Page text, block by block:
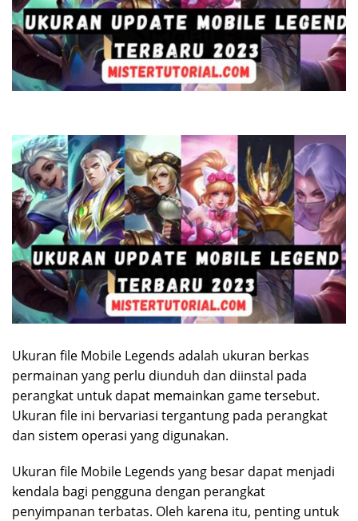
Ukuran file Mobile Legends adalah ukuran berkas
permainan yang perlu diunduh dan diinstal pada
perangkat untuk dapat memainkan game tersebut.
Ukuran file ini bervariasi tergantung pada perangkat
dan sistem operasi yang digunakan.
Ukuran file Mobile Legends yang besar dapat menjadi
kendala bagi pengguna dengan perangkat
penyimpanan terbatas. Oleh karena itu, penting untuk